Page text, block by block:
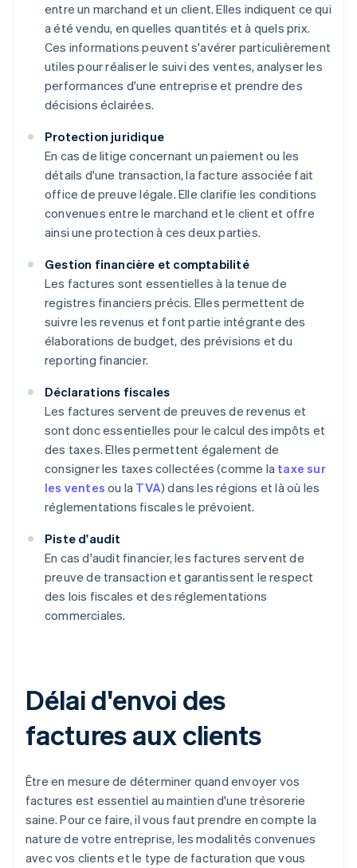
entre un marchand et un client. Elles indiquent ce qui
a été vendu, en quelles quantités et à quels prix.
Ces informations peuvent s'avérer particulièrement
utiles pour réaliser le suivi des ventes, analyser les
performances d'une entreprise et prendre des
décisions éclairées.
Protection juridique
En cas de litige concernant un paiement ou les
détails d'une transaction, la facture associée fait
office de preuve légale. Elle clarifie les conditions
convenues entre le marchand et le client et offre
ainsi une protection à ces deux parties.
Gestion financière et comptabilité
Les factures sont essentielles à la tenue de
registres financiers précis. Elles permettent de
suivre les revenus et font partie intégrante des
élaborations de budget, des prévisions et du
reporting financier.
Déclarations fiscales
Les factures servent de preuves de revenus et
sont donc essentielles pour le calcul des impôts et
des taxes. Elles permettent également de
consigner les taxes collectées (comme la taxe sur
les ventes ou la TVA) dans les régions et là où les
réglementations fiscales le prévoient.
Piste d'audit
En cas d'audit financier, les factures servent de
preuve de transaction et garantissent le respect
des lois fiscales et des réglementations
commerciales.
Délai d'envoi des
factures aux clients
Être en mesure de déterminer quand envoyer vos
factures est essentiel au maintien d'une trésorerie
saine. Pour ce faire, il vous faut prendre en compte la
nature de votre entreprise, les modalités convenues
avec vos clients et le type de facturation que vous